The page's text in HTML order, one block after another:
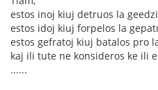
estos inoj kiuj detruos la
estos idoj kiuj forpelos la
estos gefratoj kiuj batalos pro
kaj ili tute ne konsideros ke ili
......